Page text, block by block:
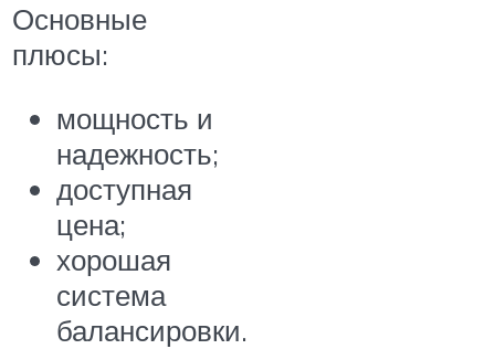
Основные
плюсы:
мощность и
надежность;
доступная
цена;
хорошая
система
балансировки.